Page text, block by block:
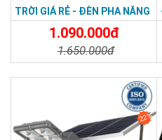
TRỜI GIÁ RẺ - ĐÈN PHA NĂNG
LƯỢNG MẶT TRỜI 300W MẪU
1.090.000đ
1.650.000đ
22%